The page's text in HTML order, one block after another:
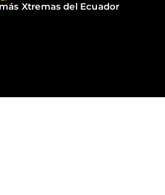
Xtremas del Ecuador